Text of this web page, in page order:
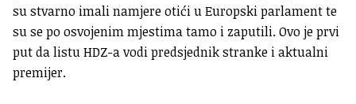
su stvarno imali namjere otići u Europski parlament te
su se po osvojenim mjestima tamo i zaputili. Ovo je prvi
put da listu HDZ-a vodi predsjednik stranke i aktualni
premijer.